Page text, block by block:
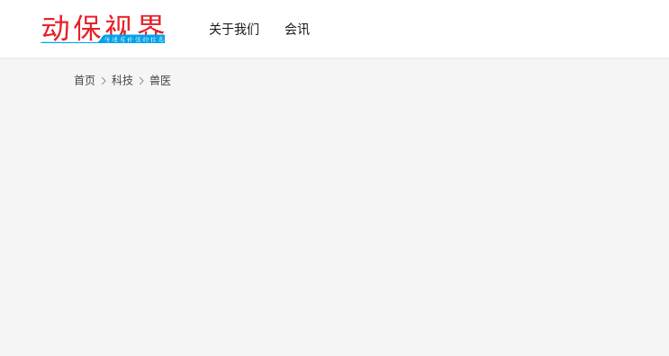
关于我们 会讯
首页 科技 兽医